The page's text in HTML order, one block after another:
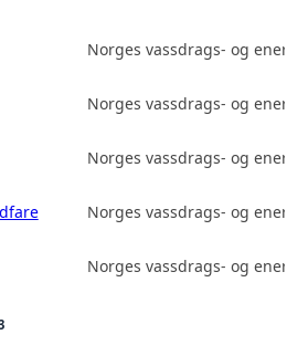
Norges vassdrags- og
Norges vassdrags- og
Norges vassdrags- og
Norges vassdrags- og
Norges vassdrags- og